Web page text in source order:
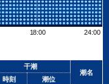
18:00 24:00
干潮
潮名
時刻 潮位